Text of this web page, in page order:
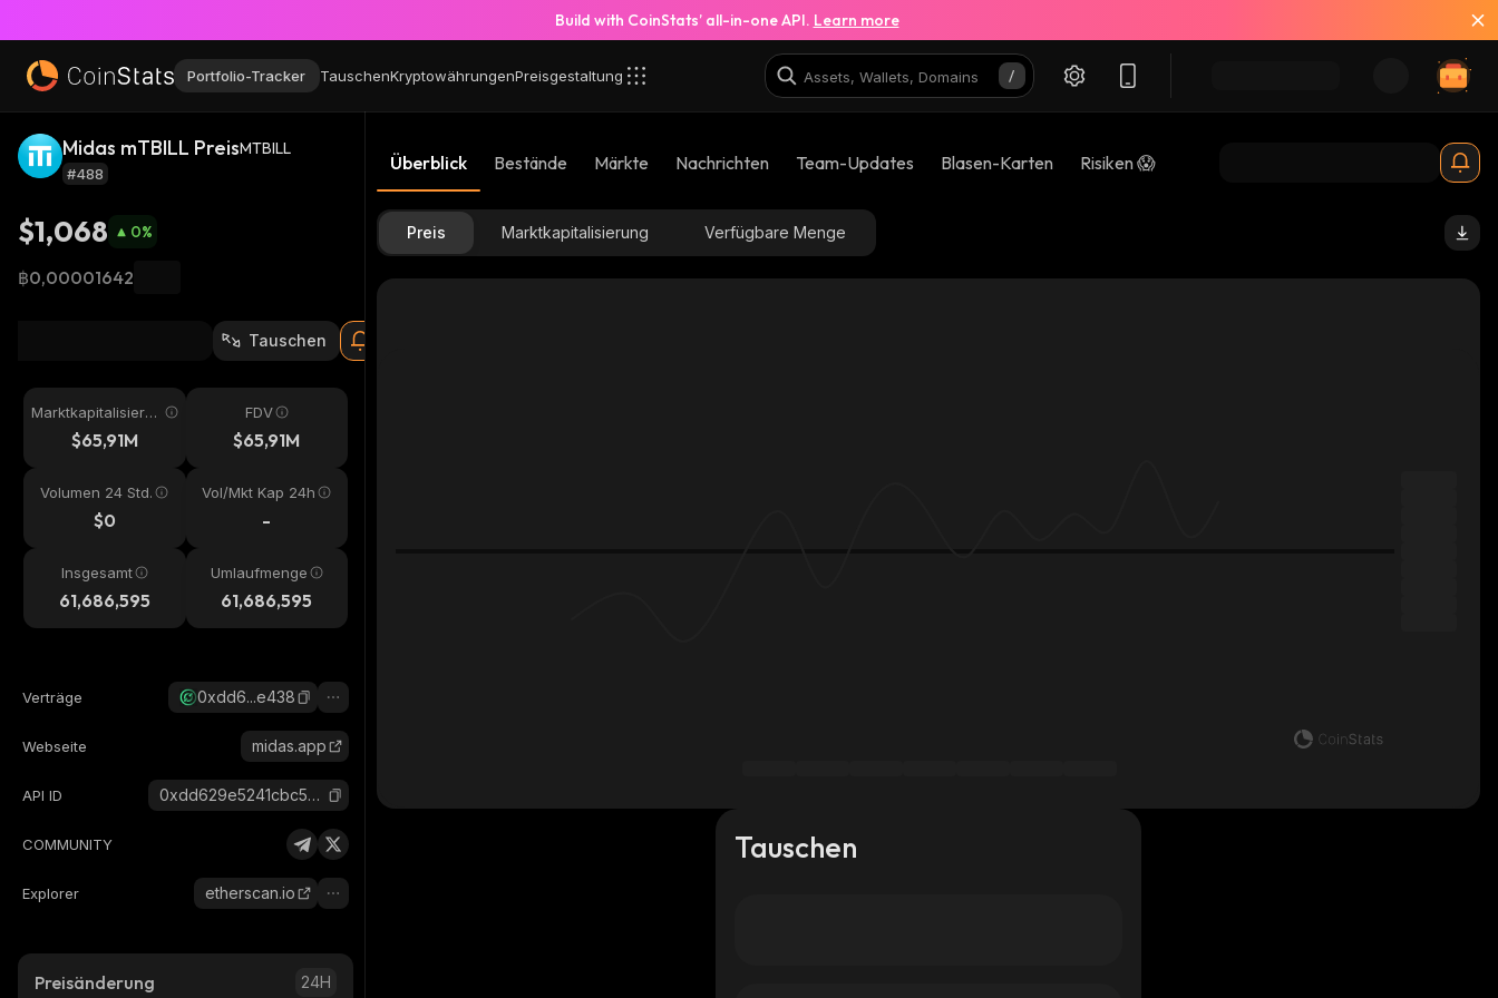
Build with CoinStats’ all-in-one API. Learn more
Portfolio-Tracker TauschenKryptowährungenPreisgestaltung
Midas mTBILL PreisMTBILL
#488
$1,068 0%
฿0,00001642
Tauschen
Marktkapitalisieru
$65,91M
FDV
$65,91M
Volumen 24 Std.
$0
Vol/Mkt Kap 24h
-
Insgesamt
61,686,595
Umlaufmenge
61,686,595
Verträge 0xdd6...e438
Webseite midas.app
API ID 0xdd629e5241cbc5919847783e6c96b2de4754e438_etherlink
COMMUNITY
Explorer etherscan.io
Preisänderung 24H
Überblick Bestände Märkte Nachrichten Team-Updates Blasen-Karten Risiken 😱
Preis Marktkapitalisierung Verfügbare Menge
Tauschen